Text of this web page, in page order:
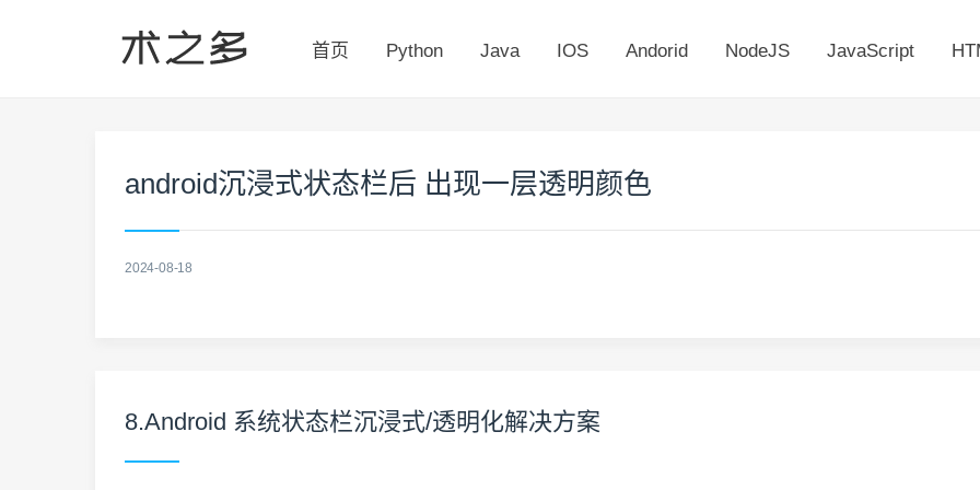
首页 Python Java IOS Andorid NodeJS JavaScript
android沉浸式状态栏后 出现一层透明颜色
2024-08-18
8.Android 系统状态栏沉浸式/透明化解决方案